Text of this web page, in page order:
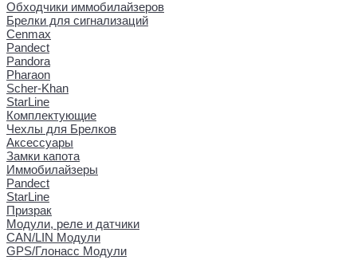
Обходчики иммобилайзеров
Брелки для сигнализаций
Cenmax
Pandect
Pandora
Pharaon
Scher-Khan
StarLine
Комплектующие
Чехлы для Брелков
Аксессуары
Замки капота
Иммобилайзеры
Pandect
StarLine
Призрак
Модули, реле и датчики
CAN/LIN Модули
GPS/Глонасс Модули